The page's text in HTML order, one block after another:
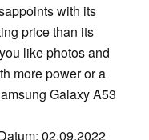
with its
price than its
like photos and
more power or a
Galaxy A53
02.09.2022